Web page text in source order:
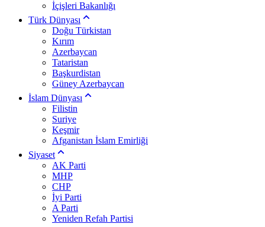
İçişleri Bakanlığı
Türk Dünyası
Doğu Türkistan
Kırım
Azerbaycan
Tataristan
Başkurdistan
Güney Azerbaycan
İslam Dünyası
Filistin
Suriye
Keşmir
Afganistan İslam Emirliği
Siyaset
AK Parti
MHP
CHP
İyi Parti
A Parti
Yeniden Refah Partisi